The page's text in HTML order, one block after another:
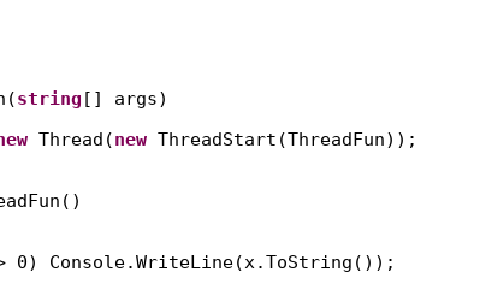
string [] args)
Thread(new ThreadStart(ThreadFun));
0) Console.WriteLine(x.ToString());